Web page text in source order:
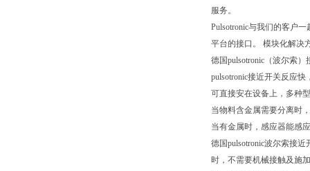
服务。
Pulsotronic与我们的客户
平台的接口。 模块化解决
德国pulsotronic（波尔索
pulsotronic接近开关反应
可直接安在设备上，多种
当物料含金属需要分离时
当有金属时，感应器能感
德国pulsotronic波尔索接
时，不需要机械接触及施